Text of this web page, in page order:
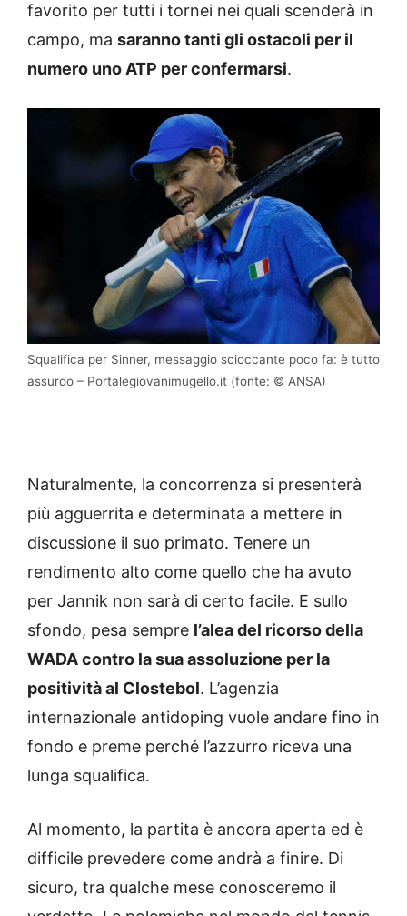
favorito per tutti i tornei nei quali scenderà in
campo, ma saranno tanti gli ostacoli per il
numero uno ATP per confermarsi.
Squalifica per Sinner, messaggio scioccante poco fa: è tutto
assurdo – Portalegiovanimugello.it (fonte: © ANSA)
Naturalmente, la concorrenza si presenterà
più agguerrita e determinata a mettere in
discussione il suo primato. Tenere un
rendimento alto come quello che ha avuto
per Jannik non sarà di certo facile. E sullo
sfondo, pesa sempre l’alea del ricorso della
WADA contro la sua assoluzione per la
positività al Clostebol. L’agenzia
internazionale antidoping vuole andare fino in
fondo e preme perché l’azzurro riceva una
lunga squalifica.
Al momento, la partita è ancora aperta ed è
difficile prevedere come andrà a finire. Di
sicuro, tra qualche mese conosceremo il